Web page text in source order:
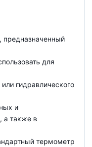
предназначенный
для
гидравлического
и
а также в
термометр